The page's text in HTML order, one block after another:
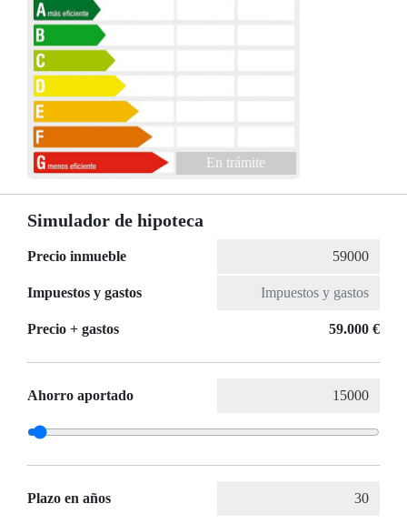
En trámite
Simulador de hipoteca
Precio inmueble
Impuestos y gastos
Precio + gastos 59.000 €
Ahorro aportado
Plazo en años